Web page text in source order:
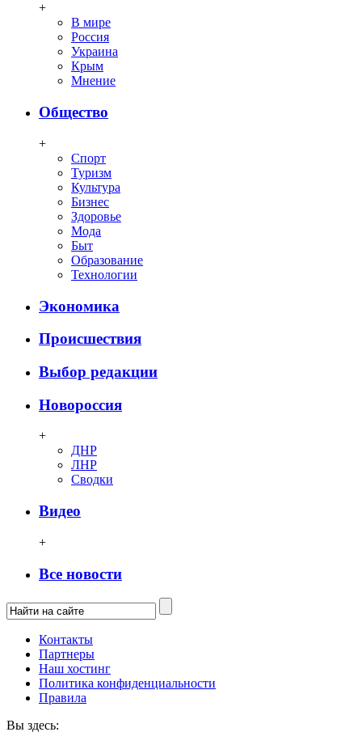
+
В мире
Россия
Украина
Крым
Мнение
Общество
+
Спорт
Туризм
Культура
Бизнес
Здоровье
Мода
Быт
Образование
Технологии
Экономика
Происшествия
Выбор редакции
Новороссия
+
ДНР
ЛНР
Сводки
Видео
+
Все новости
Контакты
Партнеры
Наш хостинг
Политика конфиденциальности
Правила
Вы здесь: